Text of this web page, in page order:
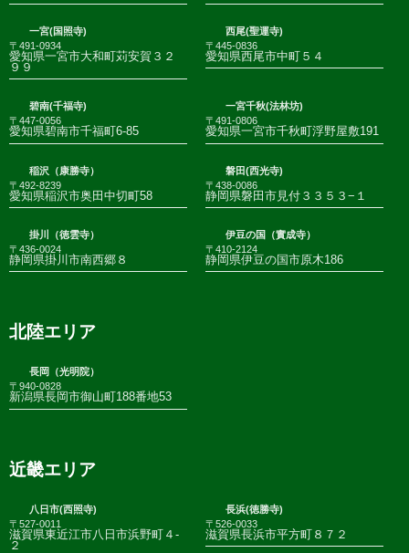
一宮(国照寺)
〒491-0934
愛知県一宮市大和町苅安賀３２
９９
西尾(聖運寺)
〒445-0836
愛知県西尾市中町５４
碧南(千福寺)
〒447-0056
愛知県碧南市千福町6-85
一宮千秋(法林坊)
〒491-0806
愛知県一宮市千秋町浮野屋敷191
稲沢（康勝寺）
〒492-8239
愛知県稲沢市奥田中切町58
磐田(西光寺)
〒438-0086
静岡県磐田市見付３３５３−１
掛川（徳雲寺）
〒436-0024
静岡県掛川市南西郷８
伊豆の国（實成寺）
〒410-2124
静岡県伊豆の国市原木186
北陸エリア
長岡（光明院）
〒940-0828
新潟県長岡市御山町188番地53
近畿エリア
八日市(西照寺)
〒527-0011
滋賀県東近江市八日市浜野町４-
２
長浜(徳勝寺)
〒526-0033
滋賀県長浜市平方町８７２